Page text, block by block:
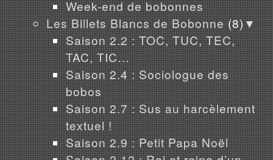
Week-end de bobonnes
Les Billets Blancs de Bobonne (8)▼
Saison 2.2 : TOC, TUC, TEC,
TAC, TIC…
Saison 2.4 : Sociologue des
bobos
Saison 2.7 : Sus au harcèlement
textuel !
Saison 2.9 : Petit Papa Noël